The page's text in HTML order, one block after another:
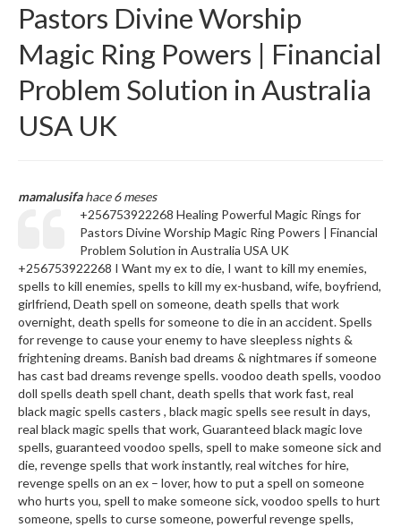
Pastors Divine Worship
Magic Ring Powers | Financial
Problem Solution in Australia
USA UK
mamalusifahace 6 meses
+256753922268 Healing Powerful Magic Rings for
Pastors Divine Worship Magic Ring Powers | Financial
Problem Solution in Australia USA UK
+256753922268 I Want my ex to die, I want to kill my enemies,
spells to kill enemies, spells to kill my ex-husband, wife, boyfriend,
girlfriend, Death spell on someone, death spells that work
overnight, death spells for someone to die in an accident. Spells
for revenge to cause your enemy to have sleepless nights &
frightening dreams. Banish bad dreams & nightmares if someone
has cast bad dreams revenge spells. voodoo death spells, voodoo
doll spells death spell chant, death spells that work fast, real
black magic spells casters , black magic spells see result in days,
real black magic spells that work, Guaranteed black magic love
spells, guaranteed voodoo spells, spell to make someone sick and
die, revenge spells that work instantly, real witches for hire,
revenge spells on an ex – lover, how to put a spell on someone
who hurts you, spell to make someone sick, voodoo spells to hurt
someone, spells to curse someone, powerful revenge spells,